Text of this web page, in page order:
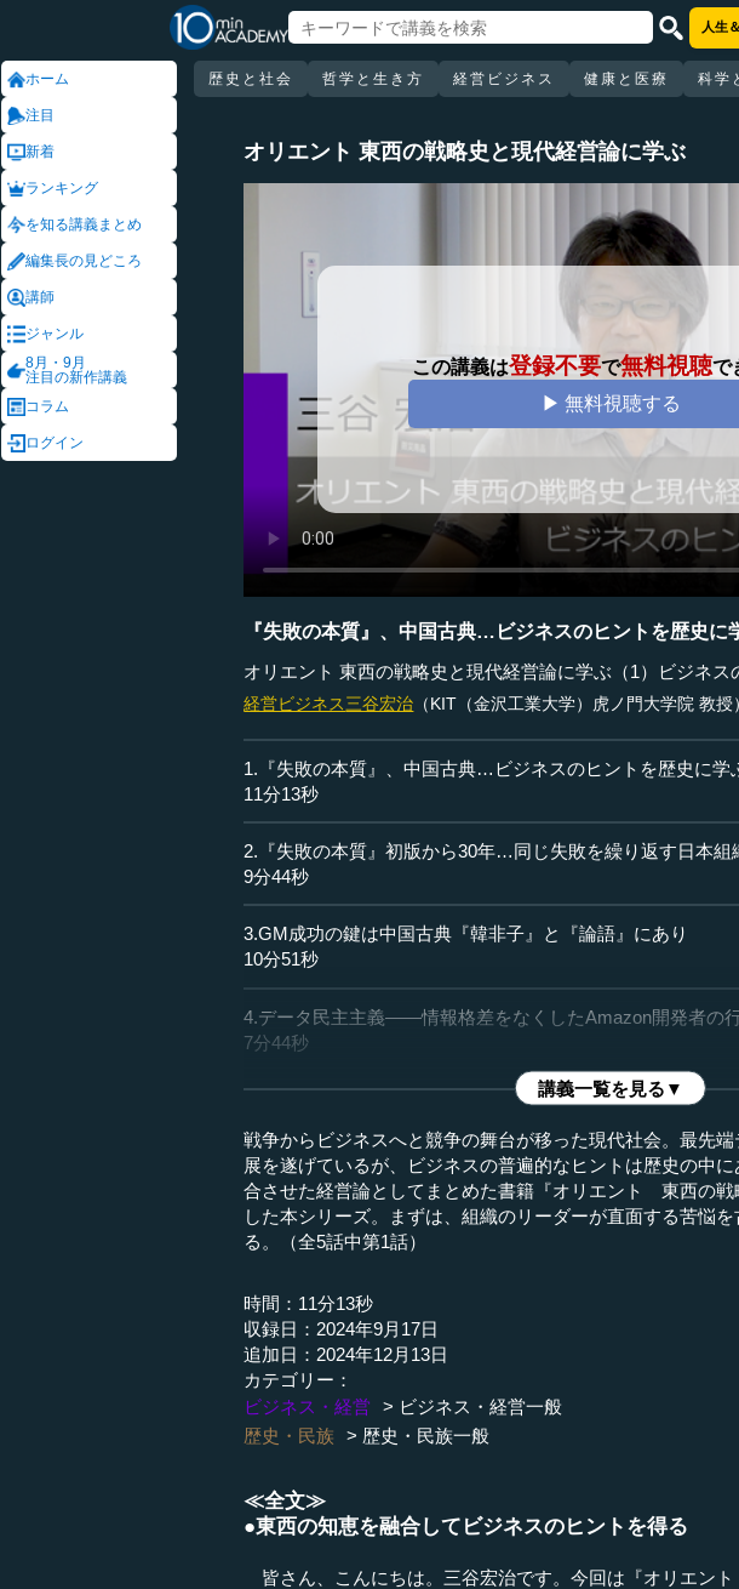
ホーム
注目
新着
ランキング
を知る講義まとめ
編集長の見どころ
講師
ジャンル
8月・9月
注目の新作講義
コラム
ログイン
人生
歴史と社会 哲学と生き方 経営ビジネス 健康と医療 科学
オリエント 東西の戦略史と現代経営論に学ぶ
この講義は登録不要で無料視聴で
▶ 無料視聴する
『失敗の本質』、中国古典…ビジネスのヒントを歴史に
オリエント 東西の戦略史と現代経営論に学ぶ（1）ビジネス
経営ビジネス三谷宏治 （KIT（金沢工業大学）虎ノ門大学院 教授
1.『失敗の本質』、中国古典…ビジネスのヒントを歴史に学
11分13秒
2.『失敗の本質』初版から30年…同じ失敗を繰り返す日本組
9分44秒
3.GM成功の鍵は中国古典『韓非子』と『論語』にあり
10分51秒
4.データ民主主義――情報格差をなくしたAmazon開発者の
7分44秒
講義一覧を見る▼
戦争からビジネスへと競争の舞台が移った現代社会。最先
展を遂げているが、ビジネスの普遍的なヒントは歴史の中
合させた経営論としてまとめた書籍『オリエント 東西の戦
した本シリーズ。まずは、組織のリーダーが直面する苦悩
る。（全5話中第1話）
時間：11分13秒
収録日：2024年9月17日
追加日：2024年12月13日
カテゴリー：
ビジネス・経営
ビジネス・経営一般
歴史・民族
歴史・民族一般
≪全文≫
●東西の知恵を融合してビジネスのヒントを得る
皆さん、こんにちは。三谷宏治です。今回は『オリエン